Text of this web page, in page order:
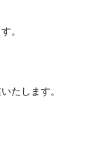
。
たします。